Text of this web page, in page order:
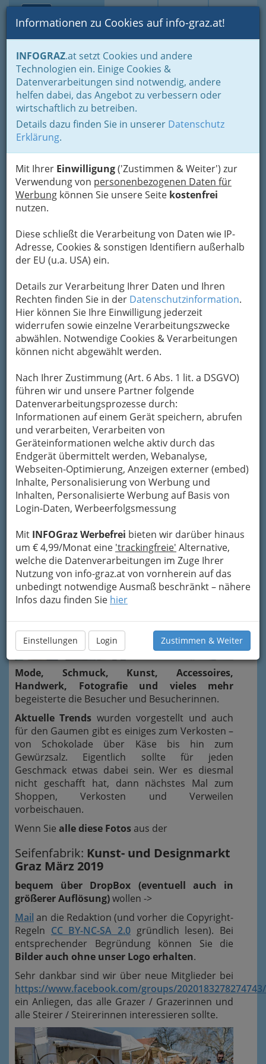
Suche Login Toggle
Informationen zu Cookies auf info-graz.at!
INFOGRAZ.at setzt Cookies und andere
Technologien ein. Einige Cookies &
Datenverarbeitungen sind notwendig, andere
helfen dabei, das Angebot zu verbessern oder
wirtschaftlich zu betreiben.
Details dazu finden Sie in unserer Datenschutz
Erklärung.
Mit Ihrer Einwilligung('Zustimmen & Weiter') zur
Verwendung von personenbezogenen Daten für
Werbung können Sie unsere Seite kostenfrei
nutzen.
Diese schließt die Verarbeitung von Daten wie IP-
Adresse, Cookies & sonstigen Identifiern außerhalb
der EU (u.a. USA) ein.
Details zur Verarbeitung Ihrer Daten und Ihren
Rechten finden Sie in der Datenschutzinformation.
Hier können Sie Ihre Einwilligung jederzeit
widerrufen sowie einzelne Verarbeitungszwecke
abwählen. Notwendige Cookies & Verarbeitungen
können nicht abgewählt werden.
Nach Ihrer Zustimmung (Art. 6 Abs. 1 lit. a DSGVO)
führen wir und unsere Partner folgende
Datenverarbeitungsprozesse durch:
Informationen auf einem Gerät speichern, abrufen
und verarbeiten, Verarbeiten von
Geräteinformationen welche aktiv durch das
Endgerät übermittelt werden, Webanalyse,
Webseiten-Optimierung, Anzeigen externer (embed)
Inhalte, Personalisierung von Werbung und
Inhalten, Personalisierte Werbung auf Basis von
Login-Daten, Werbeerfolgsmessung
Mit INFOGraz Werbefrei bieten wir darüber hinaus
um € 4,99/Monat eine 'trackingfreie' Alternative,
welche die Datenverarbeitungen im Zuge Ihrer
Nutzung von info-graz.at von vornherein auf das
unbedingt notwendige Ausmaß beschränkt – nähere
Infos dazu finden Sie hier
Einstellungen Login Zustimmen & Weiter
Home
Fotos
Jänner bis Dezember - nach Monaten und Halbjahren gruppiert
2019 - Bilder von Events und Veranstaltungen
Kunst- und Designmarkt
Graz März 2019
Mode, Schmuck, Kunst, Accessoires, Handwerk, Fotografie
uvm. beim Kunst- und Designmarkt Graz 2019 in der
Seifenfabrik - 001
Vergrößern
Previous Next
Kunst- und Designmarkt Graz
Seifenfabrik
Bei strahlendem Wetter präsentierte sich dieses
Wochenende derKunst- und Designmarkt
Graz. Über 150 Aussteller mit Kinderprogramm
für die kleinen Gäste undLife Musik. Bereits
zum fünften Mal gastierte der Kunst- und
Designmarkt in der Seifenfabrik.
Mode, Schmuck, Kunst, Accessoires,
Handwerk, Fotografie und vieles mehr
begeisterte die Besucher und Besucherinnen.
Aktuelle Trends wurden vorgestellt und auch
für den Gaumen gibt es einiges zum Verkosten –
von Schokolade über Käse bis hin zum
Gewürzsalz. Eigentlich sollte für jeden
Geschmack etwas dabei sein. Wer es diesmal
nicht geschafft hat, dann nächstes Mal zum
Shoppen, Verkosten und Verweilen
vorbeischauen.
Wenn Sie alle diese Fotosaus der
Seifenfabrik: Kunst- und Designmarkt
Graz März 2019
bequem über DropBox (eventuell auch in
größerer Auflösung)wollen ->
Mail an die Redaktion (und vorher die Copyright-
Regeln CC BY-NC-SA 2.0 gründlich lesen). Bei
entsprechender Begründung können Sie die
Bilder auch ohne unser Logo erhalten.
Sehr dankbar sind wir über neue Mitglieder bei
https://www.facebook.com/groups/2020183278274743/
ein Anliegen, das alle Grazer / Grazerinnen und
alle Steirer / Steirerinnen interessieren sollte.